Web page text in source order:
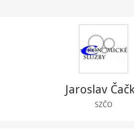
Jaroslav
SZČO